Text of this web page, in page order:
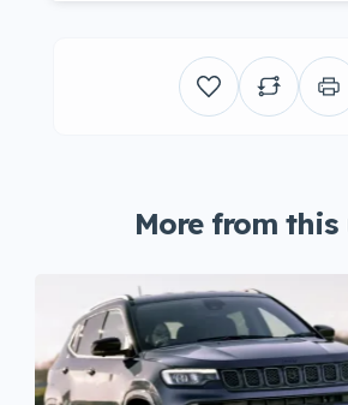
More from this